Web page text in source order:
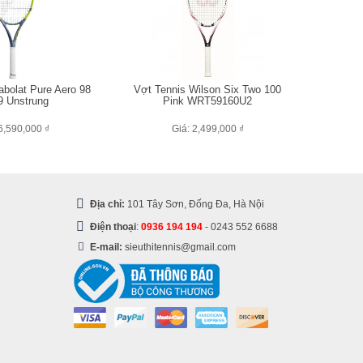
Pure Aero 98
Unstrung
₫
Vợt Tennis Wilson Six Two 100
Pink WRT59160U2
Giá: 2,499,000 ₫
Địa chỉ: 101 Tây Sơn, Đống Đa, Hà Nội
Điện thoại: 0936 194 194 - 0243 552 6688
E-mail: sieuthitennis@gmail.com